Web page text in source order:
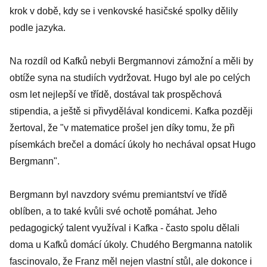
krok v době, kdy se i venkovské hasičské spolky dělily
podle jazyka.
Na rozdíl od Kafků nebyli Bergmannovi zámožní a měli by
obtíže syna na studiích vydržovat. Hugo byl ale po celých
osm let nejlepší ve třídě, dostával tak prospěchová
stipendia, a ještě si přivydělával kondicemi. Kafka později
žertoval, že "v matematice prošel jen díky tomu, že při
písemkách brečel a domácí úkoly ho nechával opsat Hugo
Bergmann".
Bergmann byl navzdory svému premiantství ve třídě
oblíben, a to také kvůli své ochotě pomáhat. Jeho
pedagogický talent využíval i Kafka - často spolu dělali
doma u Kafků domácí úkoly. Chudého Bergmanna natolik
fascinovalo, že Franz měl nejen vlastní stůl, ale dokonce i